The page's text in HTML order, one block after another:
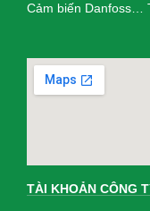
Cảm biến Danfoss…
TÀI KHOẢN CÔNG